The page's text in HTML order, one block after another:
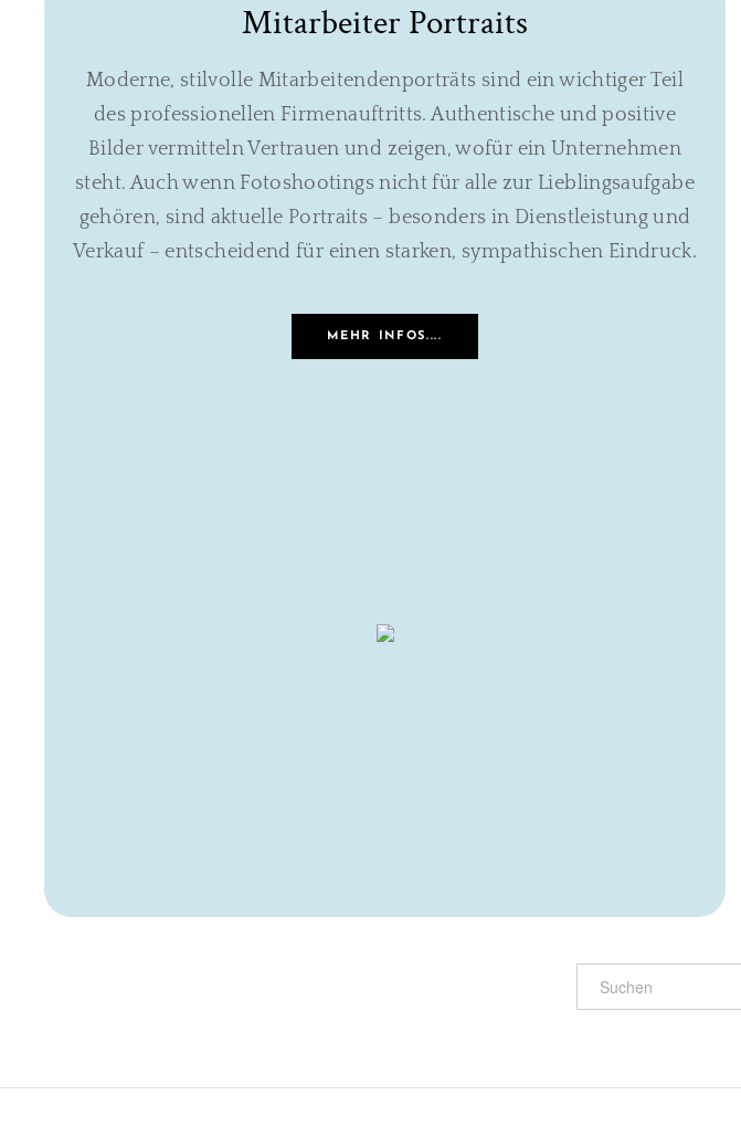
Mitarbeiter Portraits
Moderne, stilvolle Mitarbeitendenporträts sind ein wichtiger Teil
des professionellen Firmenauftritts. Authentische und positive
Bilder vermitteln Vertrauen und zeigen, wofür ein Unternehmen
steht. Auch wenn Fotoshootings nicht für alle zur Lieblingsaufgabe
gehören, sind aktuelle Portraits – besonders in Dienstleistung und
Verkauf – entscheidend für einen starken, sympathischen Eindruck.
MEHR INFOS....